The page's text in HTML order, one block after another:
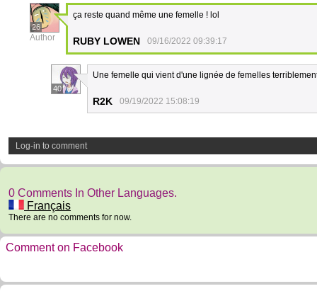
26
Author
ça reste quand même une femelle ! lol
RUBY LOWEN 09/16/2022 09:39:17
40
Une femelle qui vient d'une lignée de femelles
R2K 09/19/2022 15:08:19
Log-in to comment
0 Comments In Other Languages.
Français
There are no comments for now.
Comment on Facebook